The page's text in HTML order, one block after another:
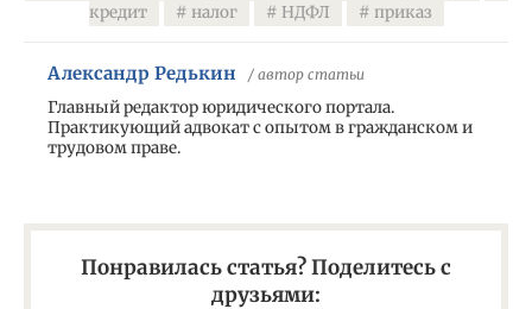
кредит
налог НДФЛ приказ
Александр Редькин / автор статьи
Главный редактор юридического портала.
Практикующий адвокат с опытом в гражданском и
трудовом праве.
Понравилась статья? Поделитесь с
друзьями: